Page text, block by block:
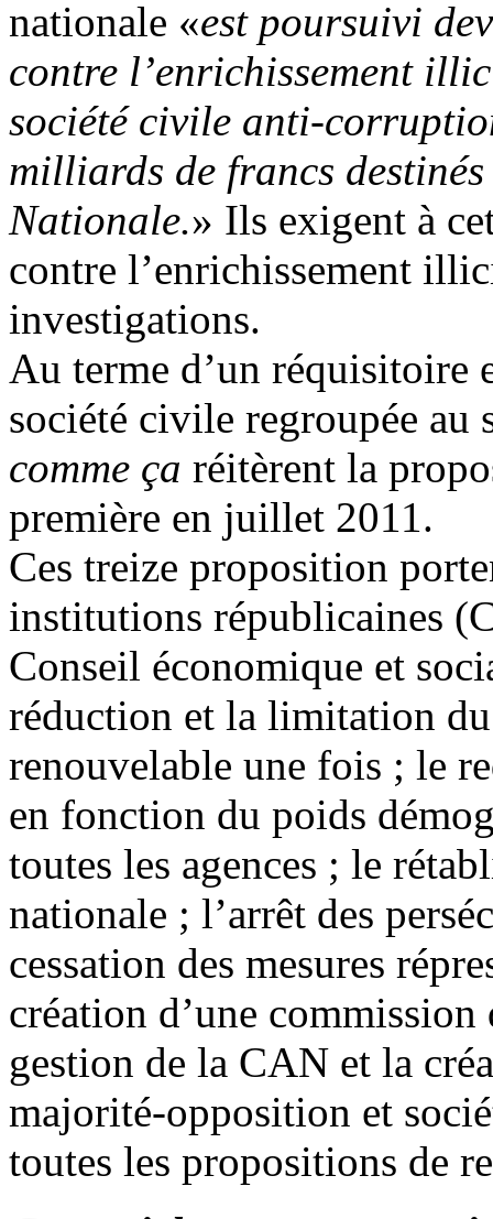
nationale «est poursuivi
contre l’enrichissement
société civile anti-
milliards de francs destinés
Nationale.» Ils exigent à
contre l’enrichissement
investigations.
Au terme d’un réquisitoire
société civile regroupée
comme ça réitèrent la
première en juillet 2011.
Ces treize proposition
institutions républicaines
Conseil économique et
réduction et la limitation
renouvelable une fois ; le
en fonction du poids
toutes les agences ; le
nationale ; l’arrêt des
cessation des mesures
création d’une commission
gestion de la CAN et la
majorité-opposition et
toutes les propositions de